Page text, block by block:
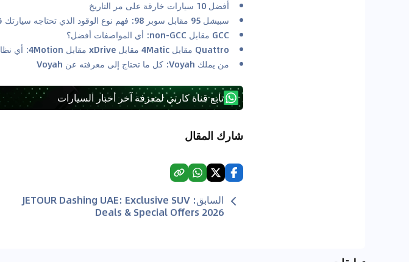
أفضل 10 سيارات خارقة على مر التاريخ
سبيشل 95 مقابل سوبر 98: فهم نوع الوقود الذي تحتاجه سيارتك في الإمارات العربية المتحدة
GCC مقابل non-GCC: أي المواصفات أفضل؟
Quattro مقابل 4Matic مقابل xDrive مقابل 4Motion: أي نظام دفع رباعي هو الأفضل للصحراء؟
من يملك Voyah: كل ما تحتاج إلى معرفته عن Voyah
تابع قناة كارتي لمعرفة آخر أخبار السيارات
شارك المقال
السابق:
JETOUR Dashing UAE: Exclusive SUV
Deals & Special Offers 2026